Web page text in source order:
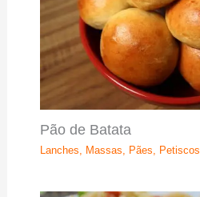
Pão de Batata
Lanches Massas Pães Petiscos